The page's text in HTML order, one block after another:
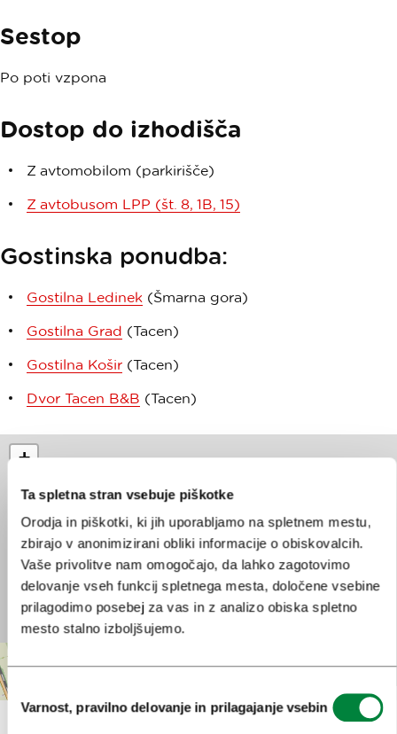
Ta spletna stran vsebuje piškotke
Orodja in piškotki, ki jih uporabljamo na spletnem mestu,
zbirajo v anonimizirani obliki informacije o obiskovalcih.
Vaše privolitve nam omogočajo, da lahko zagotovimo
delovanje vseh funkcij spletnega mesta, določene vsebine
prilagodimo posebej za vas in z analizo obiska spletno
mesto stalno izboljšujemo.
Izbira
soglasja
Varnost, pravilno delovanje in prilagajanje vsebin
Sestop
Po poti vzpona
Dostop do izhodišča
Z avtomobilom (parkirišče)
Z avtobusom LPP (št. 8, 1B, 15)
Gostinska ponudba:
Gostilna Ledinek (Šmarna gora)
Gostilna Grad (Tacen)
Gostilna Košir (Tacen)
Dvor Tacen B&B (Tacen)
+
−
OpenStreetMap